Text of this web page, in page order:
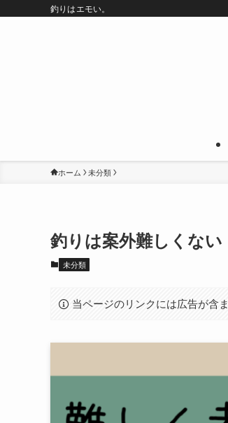
釣りはエモい。
ホーム 未分類
釣りは案外難しくな
未分類
当ページのリンクには広告が含